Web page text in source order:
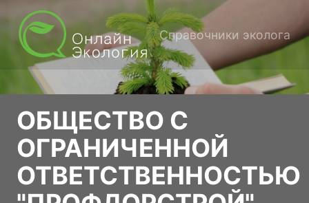
Справочники эколога
ОБЩЕСТВО С
ОГРАНИЧЕННОЙ
ОТВЕТСТВЕННОСТЬЮ